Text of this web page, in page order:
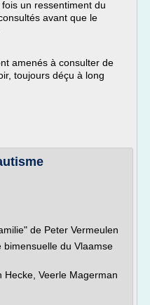
un ressentiment du
avant que le
amenés à consulter de
toujours déçu à long
de Peter Vermeulen
du Vlaamse
Hecke, Veerle Magerman